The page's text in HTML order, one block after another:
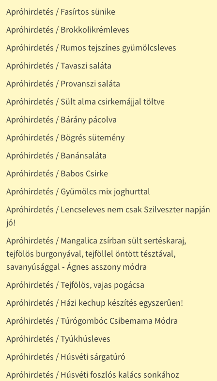
Apróhirdetés / Fasírtos sünike
Apróhirdetés / Brokkolikrémleves
Apróhirdetés / Rumos tejszínes gyümölcsleves
Apróhirdetés / Tavaszi saláta
Apróhirdetés / Provanszi saláta
Apróhirdetés / Sült alma csirkemájjal töltve
Apróhirdetés / Bárány pácolva
Apróhirdetés / Bögrés sütemény
Apróhirdetés / Banánsaláta
Apróhirdetés / Babos Csirke
Apróhirdetés / Gyümölcs mix joghurttal
Apróhirdetés / Lencseleves nem csak Szilveszter napján
jó!
Apróhirdetés / Mangalica zsírban sült sertéskaraj,
tejfölös burgonyával, tejföllel öntött tésztával,
savanyúsággal - Ágnes asszony módra
Apróhirdetés / Tejfölös, vajas pogácsa
Apróhirdetés / Házi kechup készítés egyszerûen!
Apróhirdetés / Túrógombóc Csibemama Módra
Apróhirdetés / Tyúkhúsleves
Apróhirdetés / Húsvéti sárgatúró
Apróhirdetés / Húsvéti foszlós kalács sonkához